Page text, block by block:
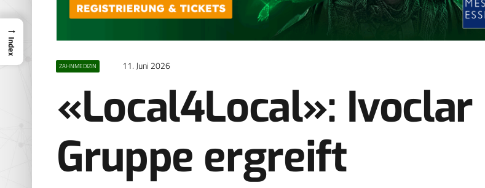
ZAHNMEDIZIN 11. Juni 2026
«Local4Local»: Ivoclar
Gruppe ergreift
→
Index